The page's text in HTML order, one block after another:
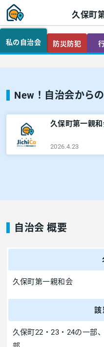
久保町
私の自治会 防災防犯
New！自治会から
久保町第一親
2026.4.23
自治会 概要
久保町第一親和会
該
久保町22・23・24の一部